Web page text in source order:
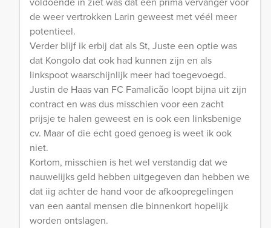
de weer vertrokken Larin geweest met véél meer
potentieel.
Verder blijf ik erbij dat als St, Juste een optie was
dat Kongolo dat ook had kunnen zijn en als
linkspoot waarschijnlijk meer had toegevoegd.
Justin de Haas van FC Famalicão loopt bijna uit zijn
contract en was dus misschien voor een zacht
prijsje te halen geweest en is ook een linksbenige
cv. Maar of die echt goed genoeg is weet ik ook
niet.
Kortom, misschien is het wel verstandig dat we
nauwelijks geld hebben uitgegeven dan hebben we
dat iig achter de hand voor de afkoopregelingen
van een aantal mensen die binnenkort hopelijk
worden ontslagen.